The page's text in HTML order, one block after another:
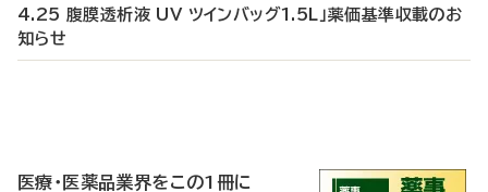
4.25 腹膜透析液 UV ツインバッグ1.5L」薬価基準収載のお
知らせ
医療・医薬品業界をこの1冊に